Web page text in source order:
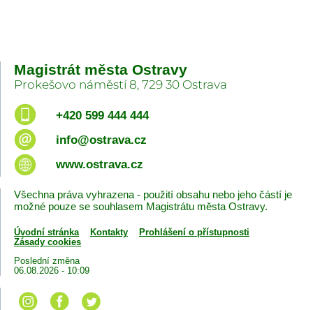
Magistrát města Ostravy
Prokešovo náměstí 8, 729 30 Ostrava
+420 599 444 444
info@ostrava.cz
www.ostrava.cz
Všechna práva vyhrazena - použití obsahu nebo jeho částí je
možné pouze se souhlasem Magistrátu města Ostravy.
Úvodní stránka Kontakty
Prohlášení o přístupnosti
Zásady cookies
Poslední změna
06.08.2026 - 10:09